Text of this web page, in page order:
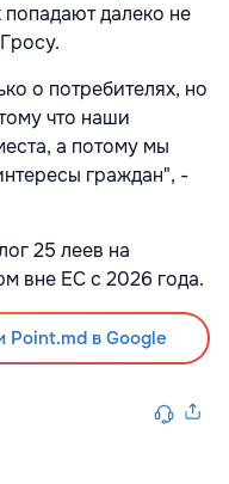
далеко не
о потребителях, но
что наши
а потому мы
граждан", -
25 леев на
вне ЕС с 2026 года.
Point.md в Google